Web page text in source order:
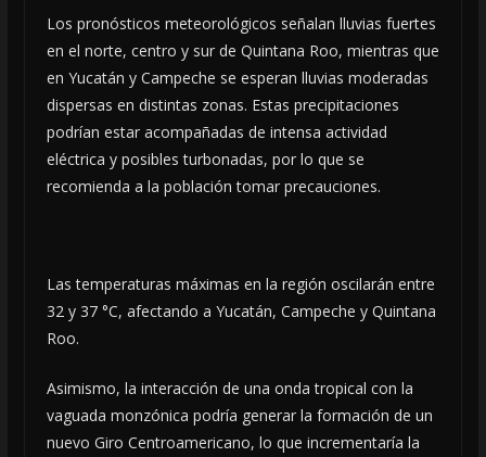
Los pronósticos meteorológicos señalan lluvias fuertes
en el norte, centro y sur de Quintana Roo, mientras que
en Yucatán y Campeche se esperan lluvias moderadas
dispersas en distintas zonas. Estas precipitaciones
podrían estar acompañadas de intensa actividad
eléctrica y posibles turbonadas, por lo que se
recomienda a la población tomar precauciones.
Las temperaturas máximas en la región oscilarán entre
32 y 37 °C, afectando a Yucatán, Campeche y Quintana
Roo.
Asimismo, la interacción de una onda tropical con la
vaguada monzónica podría generar la formación de un
nuevo Giro Centroamericano, lo que incrementaría la